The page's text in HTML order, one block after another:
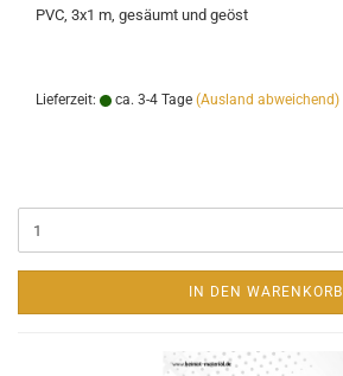
PVC, 3x1 m, gesäumt und geöst
Lieferzeit: ca. 3-4 Tage (Ausland abweichend)
IN DEN WARENKORB